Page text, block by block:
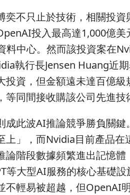
奕不只止於技術，相關投
投入最高達1,000億
料中心。然而該投資案在
執行長Jensen Huang近
投資，但金額遠未達百億
等同間接收購該公司先進技
成此波AI推論競爭勝負關
上」，而Nvidia目前產品
論階段數據頻繁進出記憶
等大型AI服務的核心基礎
不輕易被超越，但OpenAI